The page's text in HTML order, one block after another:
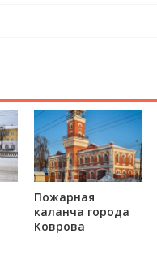
Пожарная
каланча города
Коврова